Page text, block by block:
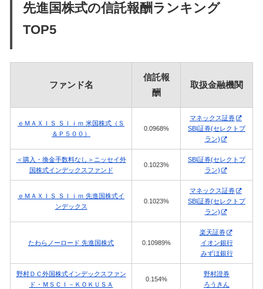
先進国株式の信託報酬ランキング
TOP5
ファンド名
信託報
酬
取扱金融機関
ｅＭＡＸＩＳ Ｓｌｉｍ 米国株式（Ｓ
＆Ｐ５００）
0.0968%
マネックス証券
SBI証券(セレクトプ
ラン)
＜購入・換金手数料なし＞ニッセイ外
国株式インデックスファンド
0.1023%
SBI証券(セレクトプ
ラン)
ｅＭＡＸＩＳ Ｓｌｉｍ 先進国株式イ
ンデックス
0.1023%
マネックス証券
SBI証券(セレクトプ
ラン)
たわらノーロード 先進国株式 0.10989%
楽天証券
イオン銀行
みずほ銀行
野村ＤＣ外国株式インデックスファン
ド・ＭＳＣＩ－ＫＯＫＵＳＡ
0.154%
野村證券
ろうきん